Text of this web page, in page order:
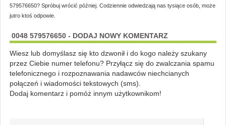
579576650? Spróbuj wrócić później. Codziennie odwiedzają nas tysiące osób, może
jutro ktoś odpowie.
0048 579576650 - DODAJ NOWY KOMENTARZ
Wiesz lub domyślasz się kto dzwonił i do kogo należy szukany
przez Ciebie numer telefonu? Przyłącz się do zwalczania spamu
telefonicznego i rozpoznawania nadawców niechcianych
połączeń i wiadomości tekstowych (sms).
Dodaj komentarz i pomóż innym użytkownikom!